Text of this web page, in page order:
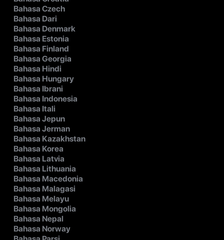
Bahasa Czech
Bahasa Dari
Bahasa Denmark
Bahasa Estonia
Bahasa Finland
Bahasa Georgia
Bahasa Hindi
Bahasa Hungary
Bahasa Ibrani
Bahasa Indonesia
Bahasa Itali
Bahasa Jepun
Bahasa Jerman
Bahasa Kazakhstan
Bahasa Korea
Bahasa Latvia
Bahasa Lithuania
Bahasa Macedonia
Bahasa Malagasi
Bahasa Melayu
Bahasa Mongolia
Bahasa Nepal
Bahasa Norway